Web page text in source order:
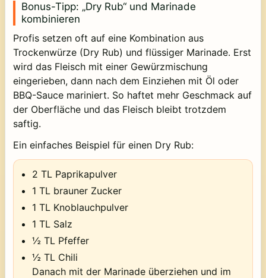
Bonus-Tipp: „Dry Rub“ und Marinade
kombinieren
Profis setzen oft auf eine Kombination aus
Trockenwürze (Dry Rub) und flüssiger Marinade. Erst
wird das Fleisch mit einer Gewürzmischung
eingerieben, dann nach dem Einziehen mit Öl oder
BBQ-Sauce mariniert. So haftet mehr Geschmack auf
der Oberfläche und das Fleisch bleibt trotzdem
saftig.
Ein einfaches Beispiel für einen Dry Rub:
2 TL Paprikapulver
1 TL brauner Zucker
1 TL Knoblauchpulver
1 TL Salz
½ TL Pfeffer
½ TL Chili
Danach mit der Marinade überziehen und im